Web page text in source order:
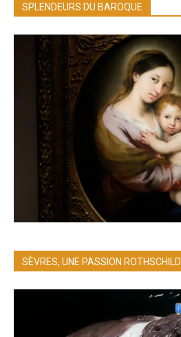
SPLENDEURS DU BAROQUE
SÈVRES, UNE PASSION ROTHSCHILD